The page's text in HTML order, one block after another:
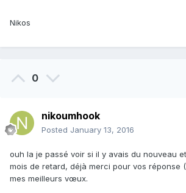
Nikos
0
nikoumhook
Posted January 13, 2016
ouh la je passé voir si il y avais du nouveau
mois de retard, déjà merci pour vos réponse
mes meilleurs vœux.